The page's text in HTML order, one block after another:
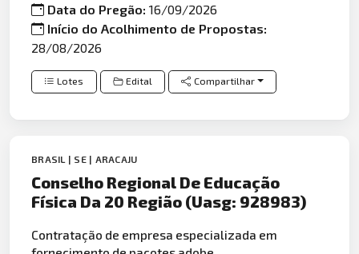
Data do Pregão:16/09/2026
Início do Acolhimento de Propostas:
28/08/2026
Lotes Edital Compartilhar
BRASIL | SE | ARACAJU
Conselho Regional De Educação
Física Da 20 Região (Uasg: 928983)
Contratação de empresa especializada em